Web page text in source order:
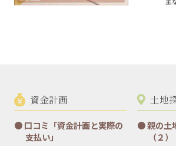
資金計画
口コミ「資金計画と実際の
支払い」
土地
親の土
（２